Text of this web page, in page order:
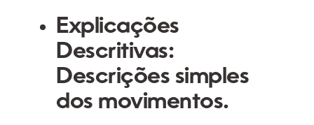
Explicações
Descritivas:
Descrições simples
dos movimentos.